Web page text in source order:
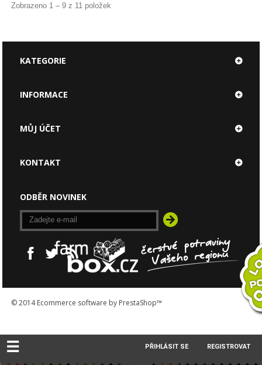
Zobrazeno 1 – 9 z 11 položek
KATEGORIE
INFORMACE
© 2014Ecommerce software by PrestaShop™
MŮJ ÚČET
KONTAKT
ODBĚR NOVINEK
☰ PŘIHLÁSIT SE REGISTROVAT